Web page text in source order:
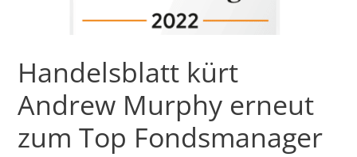
Handelsblatt kürt
Andrew Murphy erneut
zum Top Fondsmanager